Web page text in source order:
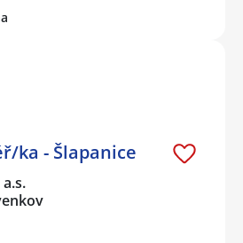
ka - Šlapanice